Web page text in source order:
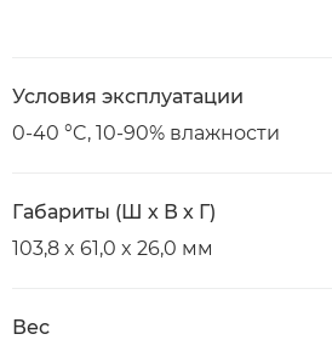
Условия эксплуатации
0-40 °C, 10-90% влажности
Габариты (Ш х В х Г)
103,8 x 61,0 x 26,0 мм
Вес